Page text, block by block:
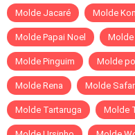
Molde Jacaré Molde
Molde Papai Noel Molde
Molde Pinguim Molde
Molde Rena Molde
Molde Tartaruga Molde